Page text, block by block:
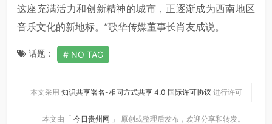
这座充满活力和创新精神的城市，正逐渐成为西南地区
音乐文化的新地标。”歌华传媒董事长肖友成说。
话题： NO TAG
本文采用 知识共享署名-相同方式共享 4.0 国际许可协议 进行许可
本文由「 今日贵州网 」 原创或整理后发布，欢迎分享和转发。